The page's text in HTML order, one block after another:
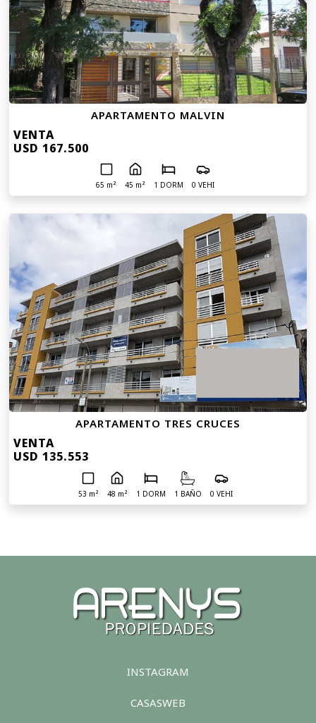
APARTAMENTO MALVIN
VENTA
USD 167.500
65 m² 45 m² 1 DORM 0 VEHI
APARTAMENTO TRES CRUCES
VENTA
USD 135.553
53 m² 48 m² 1 DORM 1 BAÑO 0 VEHI
INSTAGRAM
CASASWEB